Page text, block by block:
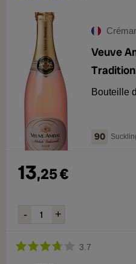
Veuve
Bouteille
90
13,25€
3.7